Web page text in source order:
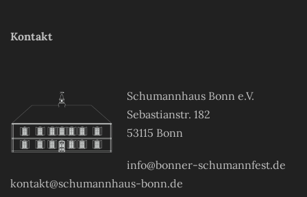
Kontakt
Schumannhaus Bonn e.V.
Sebastianstr. 182
53115 Bonn
info@bonner-schumannfest.de
kontakt@schumannhaus-bonn.de